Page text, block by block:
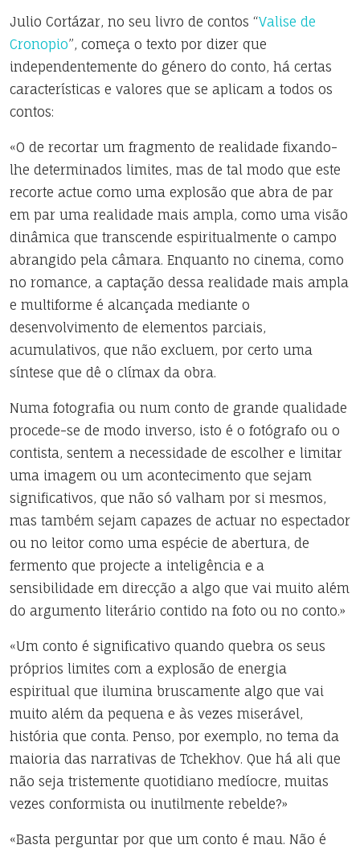
Julio Cortázar, no seu livro de contos “Valise de
Cronopio”, começa o texto por dizer que
independentemente do género do conto, há certas
características e valores que se aplicam a todos os
contos:
«O de recortar um fragmento de realidade fixando-
lhe determinados limites, mas de tal modo que este
recorte actue como uma explosão que abra de par
em par uma realidade mais ampla, como uma visão
dinâmica que transcende espiritualmente o campo
abrangido pela câmara. Enquanto no cinema, como
no romance, a captação dessa realidade mais ampla
e multiforme é alcançada mediante o
desenvolvimento de elementos parciais,
acumulativos, que não excluem, por certo uma
síntese que dê o clímax da obra.
Numa fotografia ou num conto de grande qualidade
procede-se de modo inverso, isto é o fotógrafo ou o
contista, sentem a necessidade de escolher e limitar
uma imagem ou um acontecimento que sejam
significativos, que não só valham por si mesmos,
mas também sejam capazes de actuar no espectador
ou no leitor como uma espécie de abertura, de
fermento que projecte a inteligência e a
sensibilidade em direcção a algo que vai muito além
do argumento literário contido na foto ou no conto.»
«Um conto é significativo quando quebra os seus
próprios limites com a explosão de energia
espiritual que ilumina bruscamente algo que vai
muito além da pequena e às vezes miserável,
história que conta. Penso, por exemplo, no tema da
maioria das narrativas de Tchekhov. Que há ali que
não seja tristemente quotidiano medíocre, muitas
vezes conformista ou inutilmente rebelde?»
«Basta perguntar por que um conto é mau. Não é